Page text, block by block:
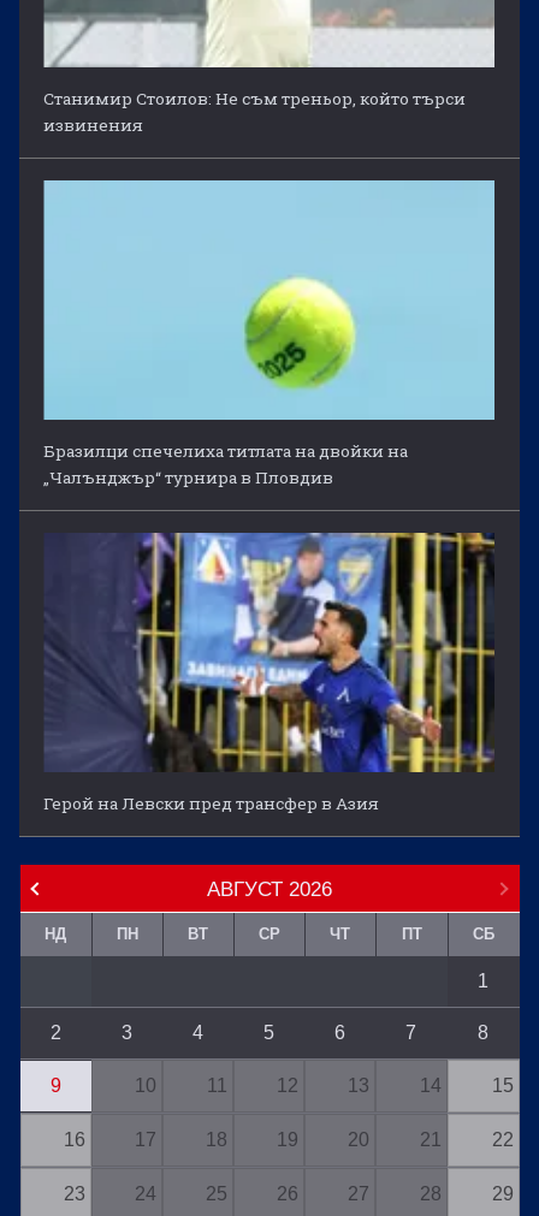
Станимир Стоилов: Не съм треньор, който търси
извинения
Бразилци спечелиха титлата на двойки на
„Чалънджър“ турнира в Пловдив
Герой на Левски пред трансфер в Азия
АВГУСТ 2026
НД ПН ВТ СР ЧТ ПТ СБ
1
2 3 4 5 6 7 8
9 10 11 12 13 14 15
16 17 18 19 20 21 22
23 24 25 26 27 28 29